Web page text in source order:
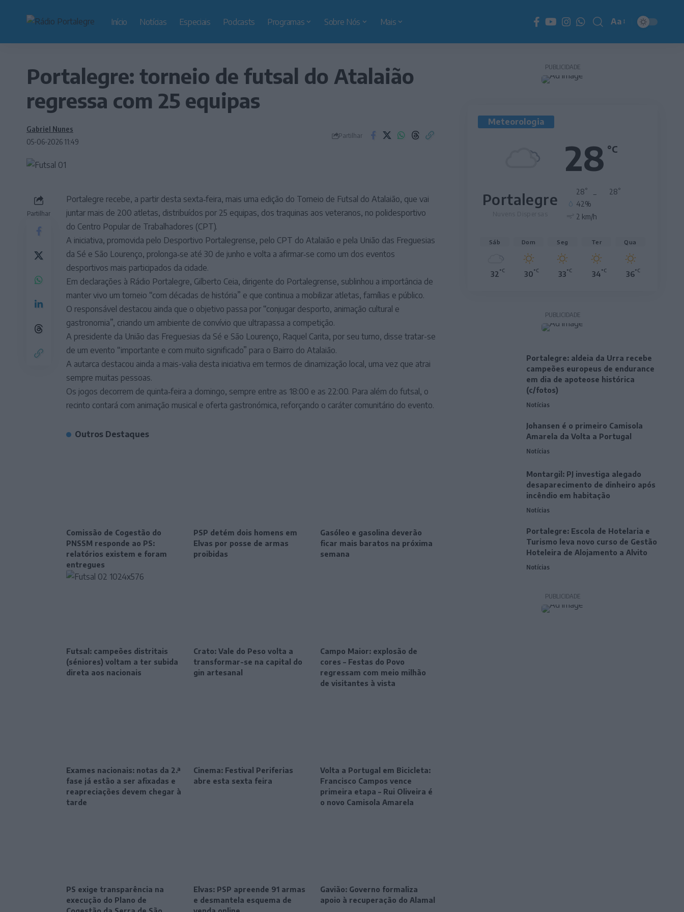
Início Notícias Especiais Podcasts Programas Sobre Nós Mais
Redimensionador
de
Aa
Portalegre: torneio de futsal do Atalaião
regressa com 25 equipas
05-06-2026 11:49
Gabriel Nunes
Partilhar
Partilhar
Portalegre recebe, a partir desta sexta‑feira, mais uma edição do Torneio de Futsal do Atalaião, que vai
juntar mais de 200 atletas, distribuídos por 25 equipas, dos traquinas aos veteranos, no polidesportivo
do Centro Popular de Trabalhadores (CPT).
A iniciativa, promovida pelo Desportivo Portalegrense, pelo CPT do Atalaião e pela União das Freguesias
da Sé e São Lourenço, prolonga‑se até 30 de junho e volta a afirmar‑se como um dos eventos
desportivos mais participados da cidade.
Em declarações à Rádio Portalegre, Gilberto Ceia, dirigente do Portalegrense, sublinhou a importância de
manter vivo um torneio “com décadas de história” e que continua a mobilizar atletas, famílias e público.
O responsável destacou ainda que o objetivo passa por “conjugar desporto, animação cultural e
gastronomia”, criando um ambiente de convívio que ultrapassa a competição.
A presidente da União das Freguesias da Sé e São Lourenço, Raquel Carita, por seu turno, disse tratar-se
de um evento “importante e com muito significado” para o Bairro do Atalaião.
A autarca destacou ainda a mais-valia desta iniciativa em termos de dinamização local, uma vez que atrai
sempre muitas pessoas.
Os jogos decorrem de quinta‑feira a domingo, sempre entre as 18:00 e as 22:00. Para além do futsal, o
recinto contará com animação musical e oferta gastronómica, reforçando o caráter comunitário do evento.
Outros Destaques
Comissão de Cogestão do
PNSSM responde ao PS:
relatórios existem e foram
entregues
PSP detém dois homens em
Elvas por posse de armas
proibidas
Gasóleo e gasolina deverão
ficar mais baratos na próxima
semana
Futsal: campeões distritais
(séniores) voltam a ter subida
direta aos nacionais
Crato: Vale do Peso volta a
transformar-se na capital do
gin artesanal
Campo Maior: explosão de
cores – Festas do Povo
regressam com meio milhão
de visitantes à vista
Exames nacionais: notas da 2.ª
fase já estão a ser afixadas e
reapreciações devem chegar à
tarde
Cinema: Festival Periferias
abre esta sexta feira
Volta a Portugal em Bicicleta:
Francisco Campos vence
primeira etapa – Rui Oliveira é
o novo Camisola Amarela
PS exige transparência na
execução do Plano de
Elvas: PSP apreende 91 armas
e desmantela esquema de
Gavião: Governo formaliza
apoio à recuperação do Alamal
PUBLICIDADE
Meteorologia
28 °C
Portalegre 28° 28°
42%
2 km/h
Sáb
32°C
Dom
30°C
Seg
33°C
Ter
34°C
Qua
36°C
PUBLICIDADE
Portalegre: aldeia da Urra recebe
campeões europeus de endurance
em dia de apoteose histórica
(c/fotos)
Notícias
Johansen é o primeiro Camisola
Amarela da Volta a Portugal
Notícias
Montargil: PJ investiga alegado
desaparecimento de dinheiro após
incêndio em habitação
Notícias
Portalegre: Escola de Hotelaria e
Turismo leva novo curso de Gestão
Hoteleira de Alojamento a Alvito
Notícias
PUBLICIDADE